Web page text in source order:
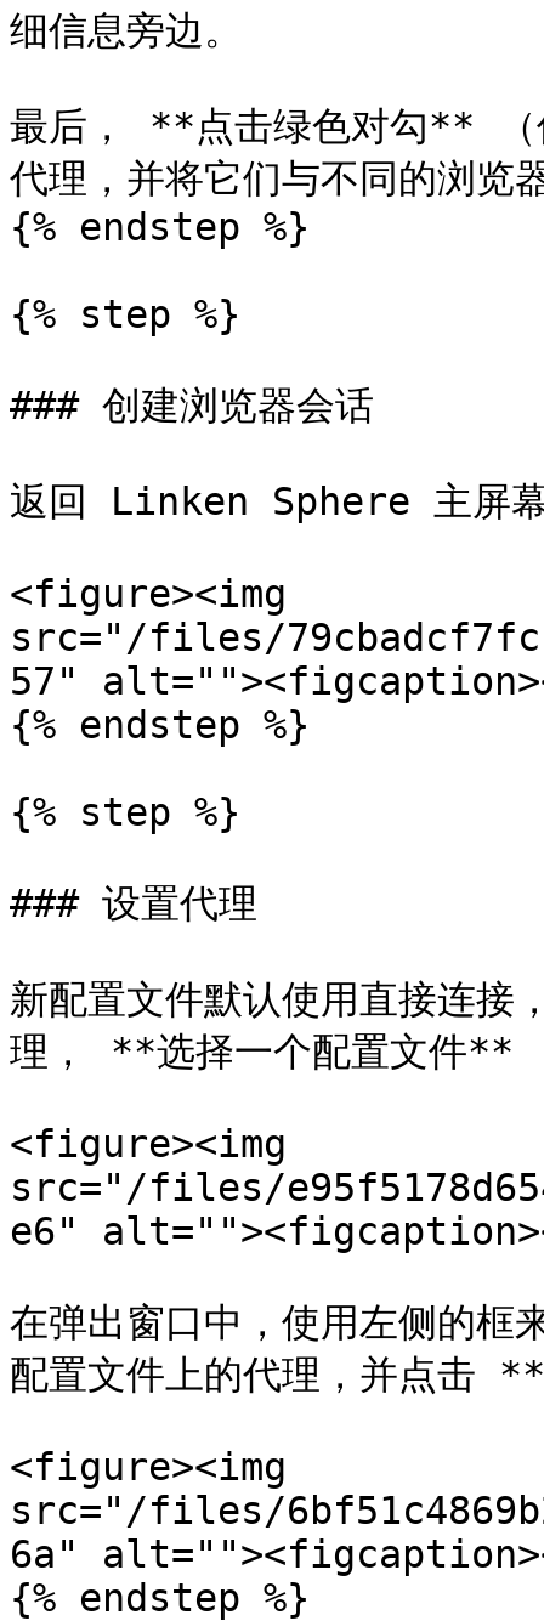
细信息旁边。
最后， **点击绿色对勾** （
代理，并将它们与不同的浏览
{% endstep %}
{% step %}
### 创建浏览器会话
返回 Linken Sphere 主屏
<figure><img
src="/files/
57"
{% endstep %}
{% step %}
### 设置代理
新配置文件默认使用直接连接
理， **选择一个配置文件**
<figure><img
src="/files/
e6"
在弹出窗口中，使用左侧的
配置文件上的代理，并点击
<figure><img
src="/files/
6a"
{% endstep %}